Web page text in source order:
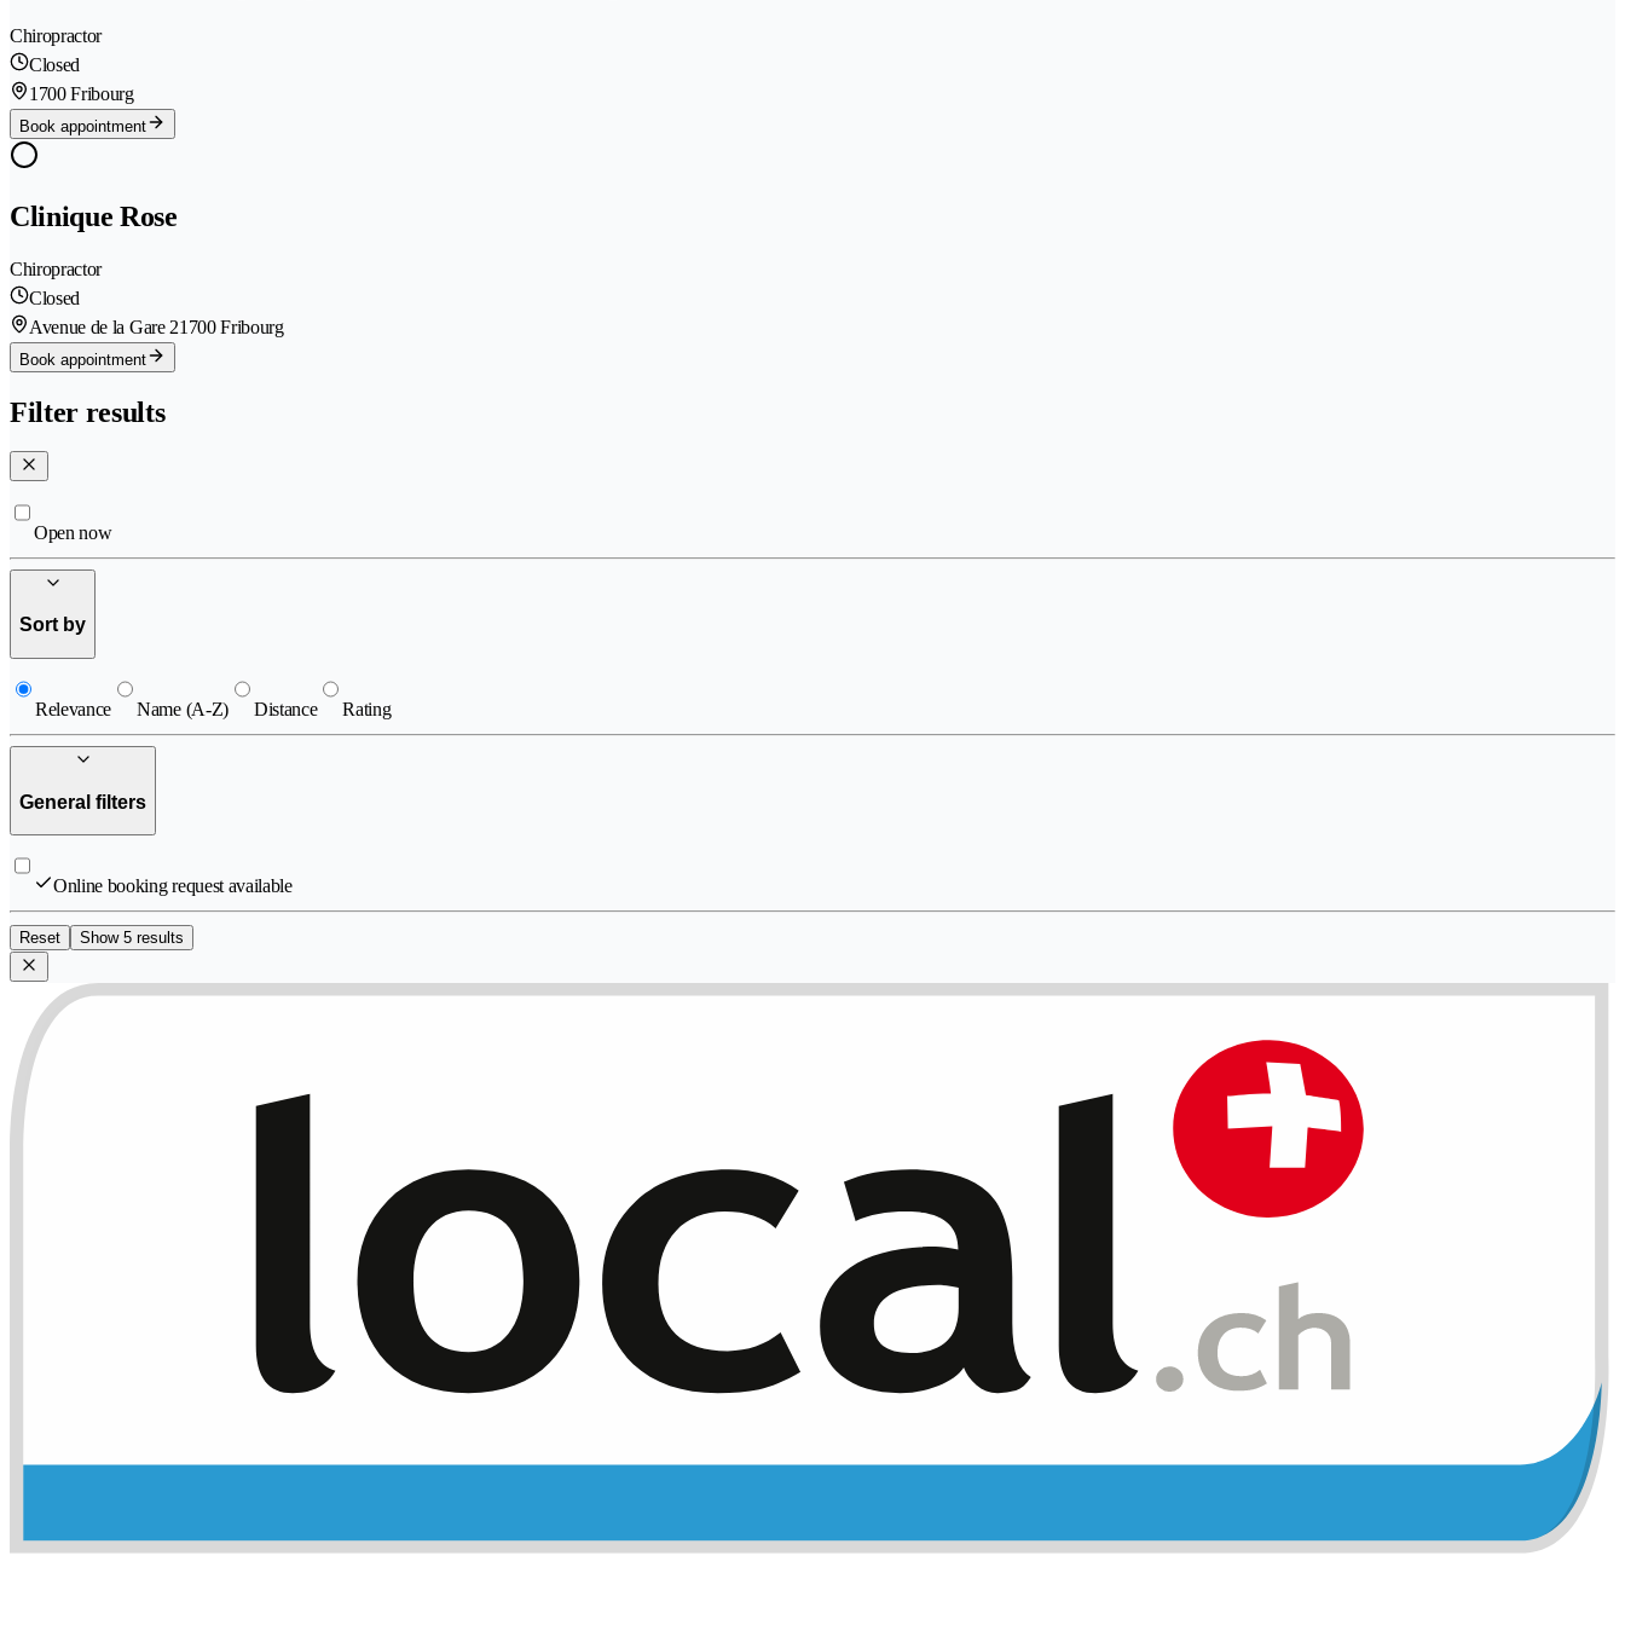
Chiropractor
Closed
1700 Fribourg
Book appointment
Clinique Rose
Chiropractor
Closed
Avenue de la Gare 21700 Fribourg
Book appointment
Filter results
Open now
Sort by
Relevance Name (A-Z) Distance Rating
General filters
Online booking request available
Reset Show 5 results